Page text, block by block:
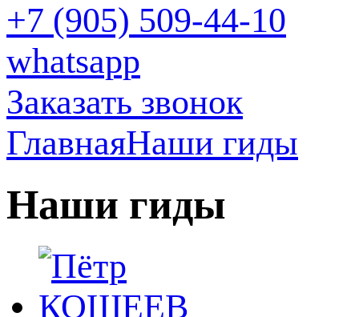
+7 (905) 509-44-10
whatsapp
Заказать звонок
ГлавнаяНаши гиды
Наши гиды